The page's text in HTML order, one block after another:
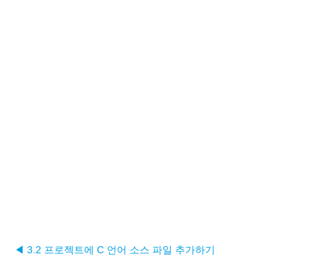
◀ 3.2 프로젝트에 C 언어 소스 파일 추가하기